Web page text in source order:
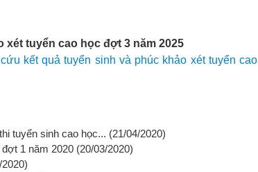
tuyển cao học đợt 3 năm 2025
kết quả tuyển sinh và phúc khảo xét tuyển cao
tuyển sinh cao học... (21/04/2020)
1 năm 2020 (20/03/2020)